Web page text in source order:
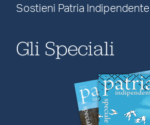
Sostieni Patria Indipendente
Gli Speciali